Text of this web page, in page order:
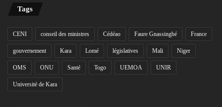
Tags
CENI conseil des ministres Cédéao Faure Gnassingbé France
gouvernement Kara Lomé législatives Mali Niger
OMS ONU Santé Togo UEMOA UNIR
Université de Kara